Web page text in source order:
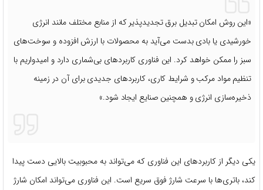
«این روش امکان تبدیل برق تجدیدپذیر که از منابع مختلف مانند انرژی
خورشیدی یا بادی بدست می‌آید به محصولات با ارزش افزوده و سوخت‌های
سبز را ممکن خواهد کرد. این فناوری کاربردهای بی‌شماری دارد و امیدواریم با
تنظیم مواد مرکب و شرایط کاری، کاربردهای جدیدی برای آن در زمینه
ذخیره‌سازی انرژی و همچنین صنایع ایجاد شود.»
یکی دیگر از کاربردهای این فناوری که می‌تواند به محبوبیت بالایی دست پیدا
کند، باتری‌ها با سرعت شارژ فوق سریع است. این فناوری می‌تواند امکان شارژ